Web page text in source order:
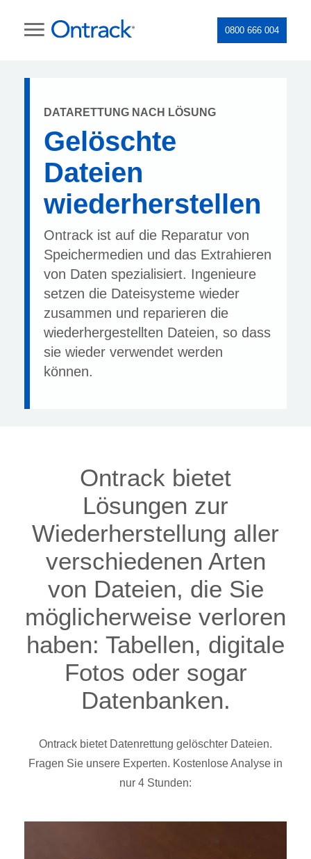
0800 666 004
DATARETTUNG NACH LÖSUNG
Gelöschte
Dateien
wiederherstellen
Ontrack ist auf die Reparatur von
Speichermedien und das Extrahieren
von Daten spezialisiert. Ingenieure
setzen die Dateisysteme wieder
zusammen und reparieren die
wiederhergestellten Dateien, so dass
sie wieder verwendet werden
können.
Ontrack bietet
Lösungen zur
Wiederherstellung aller
verschiedenen Arten
von Dateien, die Sie
möglicherweise verloren
haben: Tabellen, digitale
Fotos oder sogar
Datenbanken.
Ontrack bietet Datenrettung gelöschter Dateien.
Fragen Sie unsere Experten. Kostenlose Analyse in
nur 4 Stunden: